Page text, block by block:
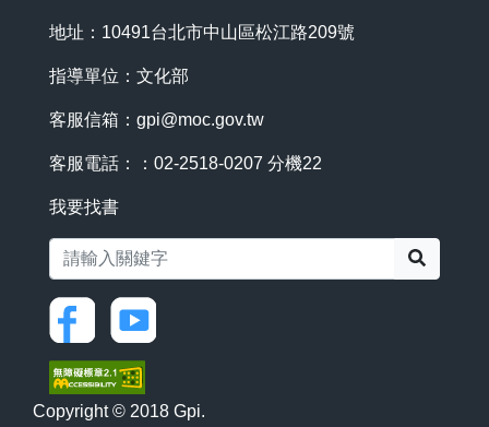
地址：10491台北市中山區松江路209號
指導單位：文化部
客服信箱： gpi@moc.gov.tw
客服電話：：02-2518-0207 分機22
我要找書
Copyright © 2018 Gpi.